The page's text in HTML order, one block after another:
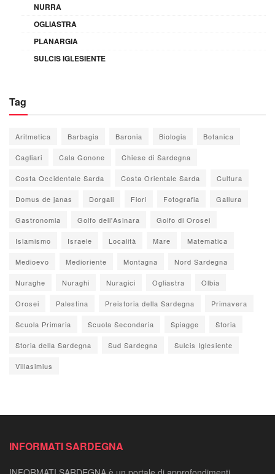
NURRA
OGLIASTRA
PLANARGIA
SULCIS IGLESIENTE
Tag
Aritmetica Barbagia Baronia Biologia Botanica
Cagliari Cala Gonone Chiese di Sardegna
Costa Occidentale Sarda Costa Orientale Sarda Cultura
Domus de janas Dorgali Fiori Fotografia Gallura
Gastronomia Golfo dell'Asinara Golfo di Orosei
Islamismo Israele Località Mare Matematica
Medioevo Medioriente Montagna Nord Sardegna
Nuraghe Nuraghi Nuragici Ogliastra Olbia
Orosei Palestina Preistoria della Sardegna Primavera
Scuola Primaria Scuola Secondaria Spiagge Storia
Storia della Sardegna Sud Sardegna Sulcis Iglesiente
Villasimius
INFORMATI SARDEGNA